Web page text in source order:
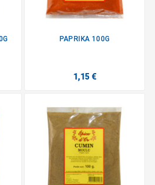
PAPRIKA 100G
1,15 €